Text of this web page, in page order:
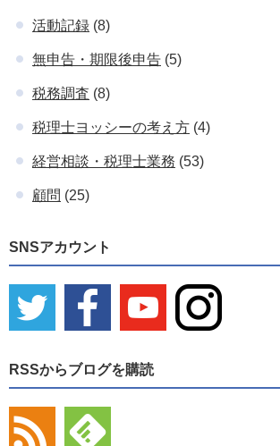
活動記録 (8)
無申告・期限後申告 (5)
税務調査 (8)
税理士ヨッシーの考え方 (4)
経営相談・税理士業務 (53)
顧問 (25)
SNSアカウント
RSSからブログを購読